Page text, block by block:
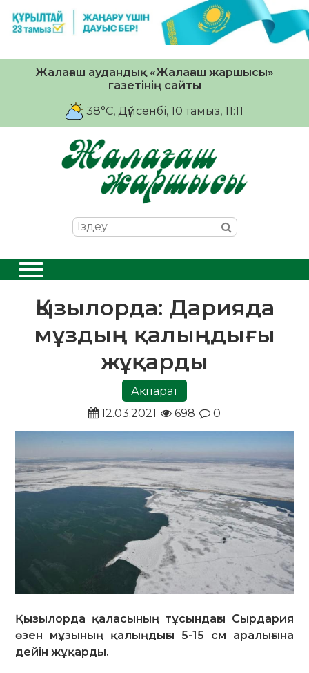
Жалағаш аудандық «Жалағаш жаршысы»
газетінің сайты
38°C, Дүйсенбі, 10 тамыз, 11:11
Қызылорда: Дарияда
мұздың қалыңдығы
жұқарды
Ақпарат
12.03.2021
698 0
Қызылорда қаласының тұсындағы Сырдария
өзен мұзының қалыңдығы 5-15 см аралығына
дейін жұқарды.